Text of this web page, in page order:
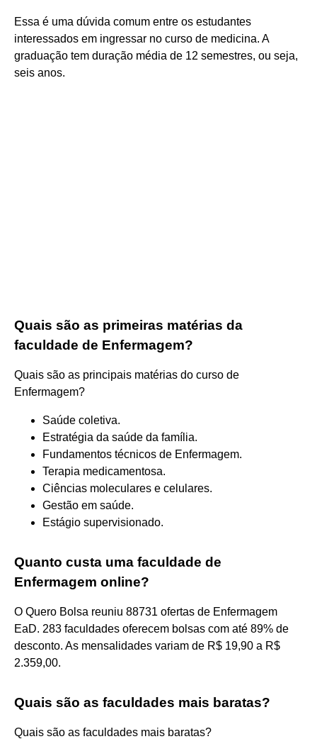
Essa é uma dúvida comum entre os estudantes
interessados em ingressar no curso de medicina. A
graduação tem duração média de 12 semestres, ou seja,
seis anos.
Quais são as primeiras matérias da
faculdade de Enfermagem?
Quais são as principais matérias do curso de
Enfermagem?
Saúde coletiva.
Estratégia da saúde da família.
Fundamentos técnicos de Enfermagem.
Terapia medicamentosa.
Ciências moleculares e celulares.
Gestão em saúde.
Estágio supervisionado.
Quanto custa uma faculdade de
Enfermagem online?
O Quero Bolsa reuniu 88731 ofertas de Enfermagem
EaD. 283 faculdades oferecem bolsas com até 89% de
desconto. As mensalidades variam de R$ 19,90 a R$
2.359,00.
Quais são as faculdades mais baratas?
Quais são as faculdades mais baratas?